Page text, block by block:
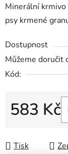
Minerální
psy krmené
Dostupnost
Můžeme doručit
Kód:
583 Kč
Tisk